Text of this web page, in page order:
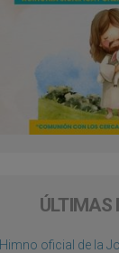
ÚLTIMAS
Himno oficial de la